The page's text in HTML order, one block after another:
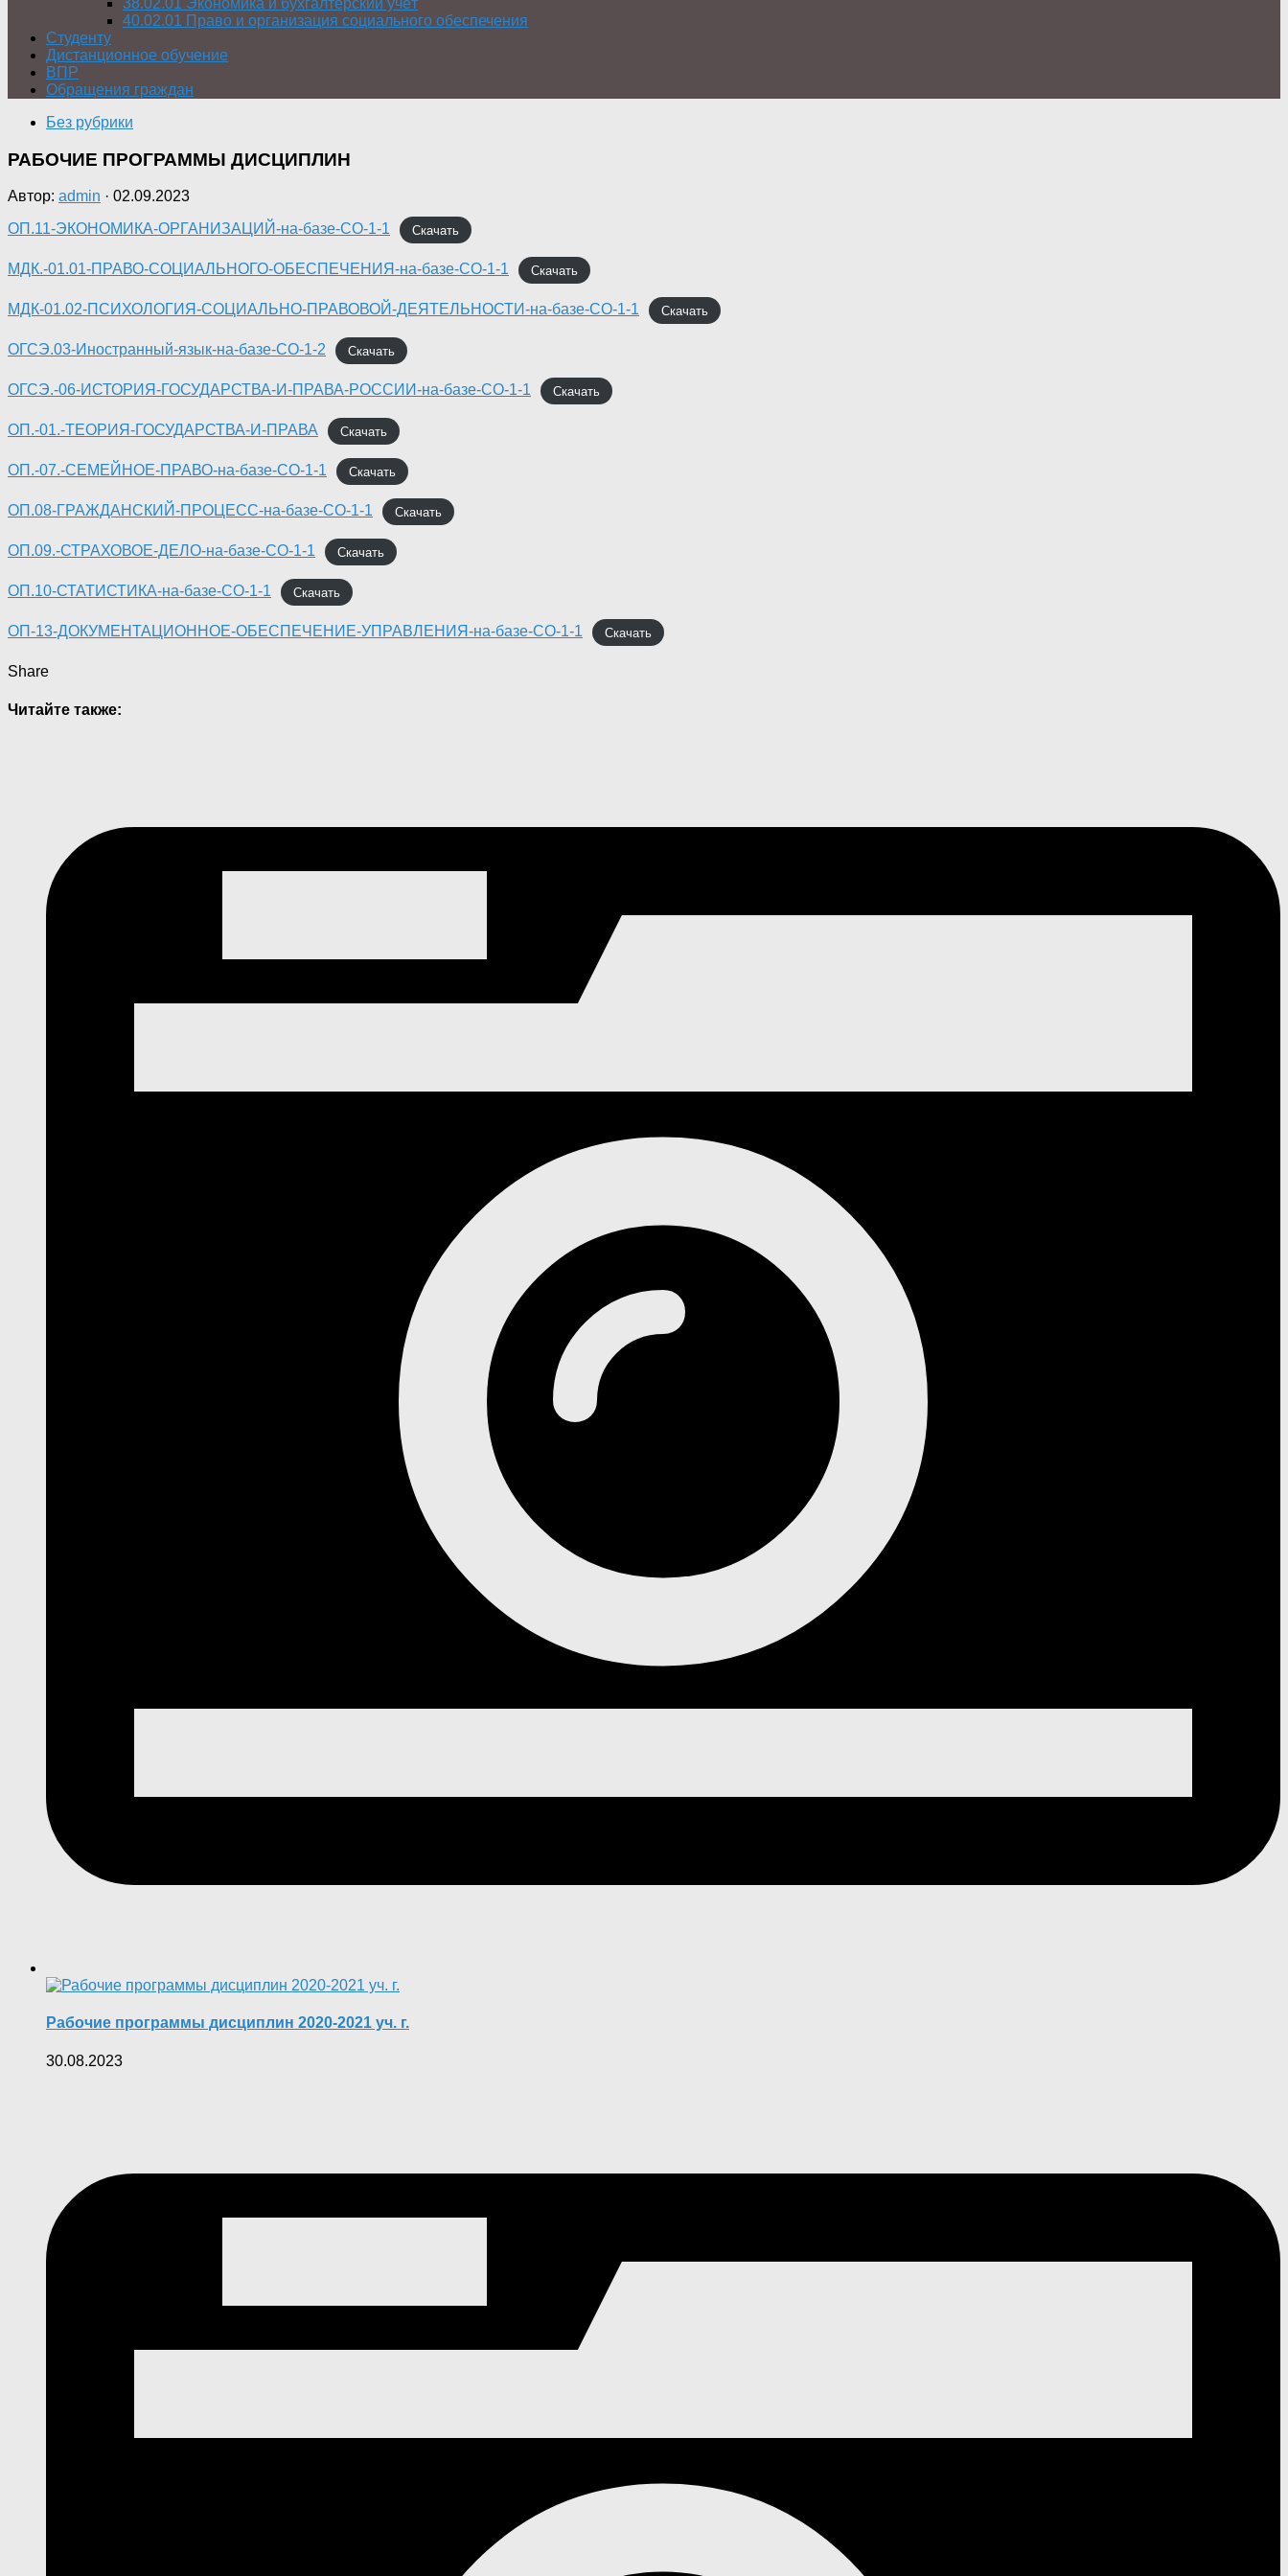
38.02.01 Экономика и бухгалтерский учёт
40.02.01 Право и организация социального обеспечения
Студенту
Дистанционное обучение
ВПР
Обращения граждан
Без рубрики
РАБОЧИЕ ПРОГРАММЫ ДИСЦИПЛИН
Автор: admin · 02.09.2023
OП.11-ЭКОНОМИКА-ОРГАНИЗАЦИЙ-на-базе-СО-1-1
Скачать
МДК.-01.01-ПРАВО-СОЦИАЛЬНОГО-ОБЕСПЕЧЕНИЯ-на-базе-СО-1-1 Скачать
МДК-01.02-ПСИХОЛОГИЯ-СОЦИАЛЬНО-ПРАВОВОЙ-ДЕЯТЕЛЬНОСТИ-на-базе-СО-1-1 Скачать
ОГСЭ.03-Иностранный-язык-на-базе-СО-1-2 Скачать
ОГСЭ.-06-ИСТОРИЯ-ГОСУДАРСТВА-И-ПРАВА-РОССИИ-на-базе-СО-1-1 Скачать
ОП.-01.-ТЕОРИЯ-ГОСУДАРСТВА-И-ПРАВА Скачать
ОП.-07.-СЕМЕЙНОЕ-ПРАВО-на-базе-СО-1-1 Скачать
ОП.08-ГРАЖДАНСКИЙ-ПРОЦЕСС-на-базе-СО-1-1 Скачать
ОП.09.-СТРАХОВОЕ-ДЕЛО-на-базе-СО-1-1 Скачать
ОП.10-СТАТИСТИКА-на-базе-СО-1-1 Скачать
ОП-13-ДОКУМЕНТАЦИОННОЕ-ОБЕСПЕЧЕНИЕ-УПРАВЛЕНИЯ-на-базе-СО-1-1 Скачать
Share
Читайте также:
Рабочие программы дисциплин 2020-2021 уч. г.
30.08.2023